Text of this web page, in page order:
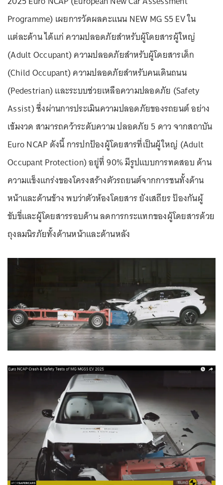
Programme) เผยการวัดผลคะแนน NEW MG S5 EV ใน
แต่ละด้าน ได้แก่ ความปลอดภัยสำหรับผู้โดยสารผู้ใหญ่
(Adult Occupant) ความปลอดภัยสำหรับผู้โดยสารเด็ก
(Child Occupant) ความปลอดภัยสำหรับคนเดินถนน
(Pedestrian) และระบบช่วยเหลือความปลอดภัย (Safety
Assist) ซึ่งผ่านการประเมินความปลอดภัยของรถยนต์ อย่าง
เข้มงวด สามารถคว้าระดับความ ปลอดภัย 5 ดาว จากสถาบัน
Euro NCAP ดังนี้ การปกป้องผู้โดยสารที่เป็นผู้ใหญ่ (Adult
Occupant Protection) อยู่ที่ 90% มีรูปแบบการทดสอบ ด้าน
ความแข็งแกร่งของโครงสร้างตัวรถยนต์จากการชนทั้งด้าน
หน้าและด้านข้าง พบว่าตัวห้องโดยสาร ยังเสถียร ป้องกันผู้
ขับขี่และผู้โดยสารรอบด้าน ลดการกระแทกของผู้โดยสารด้วย
ถุงลมนิรภัยทั้งด้านหน้าและด้านหลัง